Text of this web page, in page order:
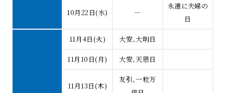
10月22日(水) ―
永遠に夫婦の
日
11月4日(火) 大安、大明日
11月10日(月) 大安、天恩日
11月13日(木)
友引、一粒万